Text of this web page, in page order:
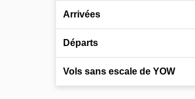
Arrivées
Départs
Vols sans escale de YOW